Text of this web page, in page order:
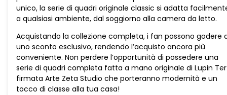
Serie
Lupin
Classic
quantità
unico, la serie di quadri originale classic si adatta
a qualsiasi ambiente, dal soggiorno alla camera da letto.
Acquistando la collezione completa, i fan possono godere
uno sconto esclusivo, rendendo l’acquisto ancora più
conveniente. Non perdere l’opportunità di possedere una
serie di quadri completa fatta a mano originale di Lupin
firmata Arte Zeta Studio che porteranno modernità e un
tocco di classe alla tua casa!